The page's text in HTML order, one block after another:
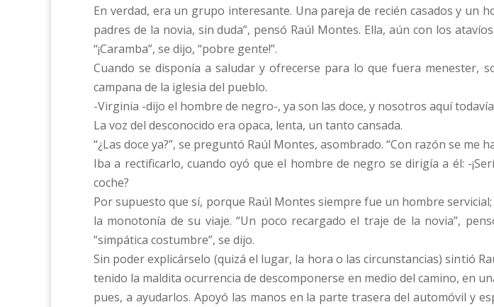
En verdad, era un grupo interesante. Una pareja de recién casados y un
padres de la novia, sin duda”, pensó Raúl Montes. Ella, aún con los
“¡Caramba”, se dijo, “pobre gente!”.
Cuando se disponía a saludar y ofrecerse para lo que fuera menester,
campana de la iglesia del pueblo.
-Virginia -dijo el hombre de negro-, ya son las doce, y nosotros aquí
La voz del desconocido era opaca, lenta, un tanto cansada.
“¿Las doce ya?”, se preguntó Raúl Montes, asombrado. “Con razón se me
Iba a rectificarlo, cuando oyó que el hombre de negro se dirigía a él: -
coche?
Por supuesto que sí, porque Raúl Montes siempre fue un hombre
la monotonía de su viaje. “Un poco recargado el traje de la novia”,
“simpática costumbre”, se dijo.
Sin poder explicárselo (quizá el lugar, la hora o las circunstancias) sintió
tenido la maldita ocurrencia de descomponerse en medio del camino, en
pues, a ayudarlos. Apoyó las manos en la parte trasera del automóvil y